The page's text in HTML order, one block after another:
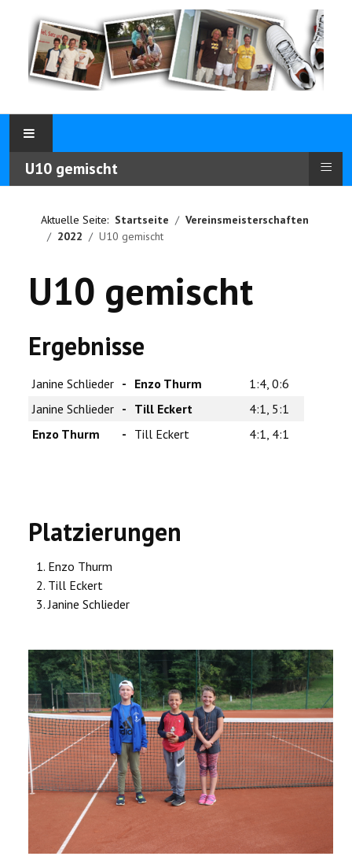
U10 gemischt ≡
Aktuelle Seite: Startseite
Vereinsmeisterschaften
2022
U10 gemischt
U10 gemischt
Ergebnisse
Janine Schlieder - Enzo Thurm
1:4, 0:6
Janine Schlieder - Till Eckert
4:1, 5:1
Enzo Thurm
- Till Eckert 4:1, 4:1
Platzierungen
Enzo Thurm
Till Eckert
Janine Schlieder